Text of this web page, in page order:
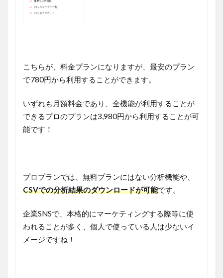
こちらが、料金プランになりますが、最安のプラン
で780円から利用することができます。
いずれも月額料金であり、全機能が利用することが
できるプロのプランは3,980円から利用することが可
能です！
プロプランでは、無料プランにはない分析機能や、
CSVでの分析結果のダウンロードが可能です。
企業SNSで、本格的にマーケティングする際等に使
われることが多く、個人で使っている人は少ないイ
メージですね！